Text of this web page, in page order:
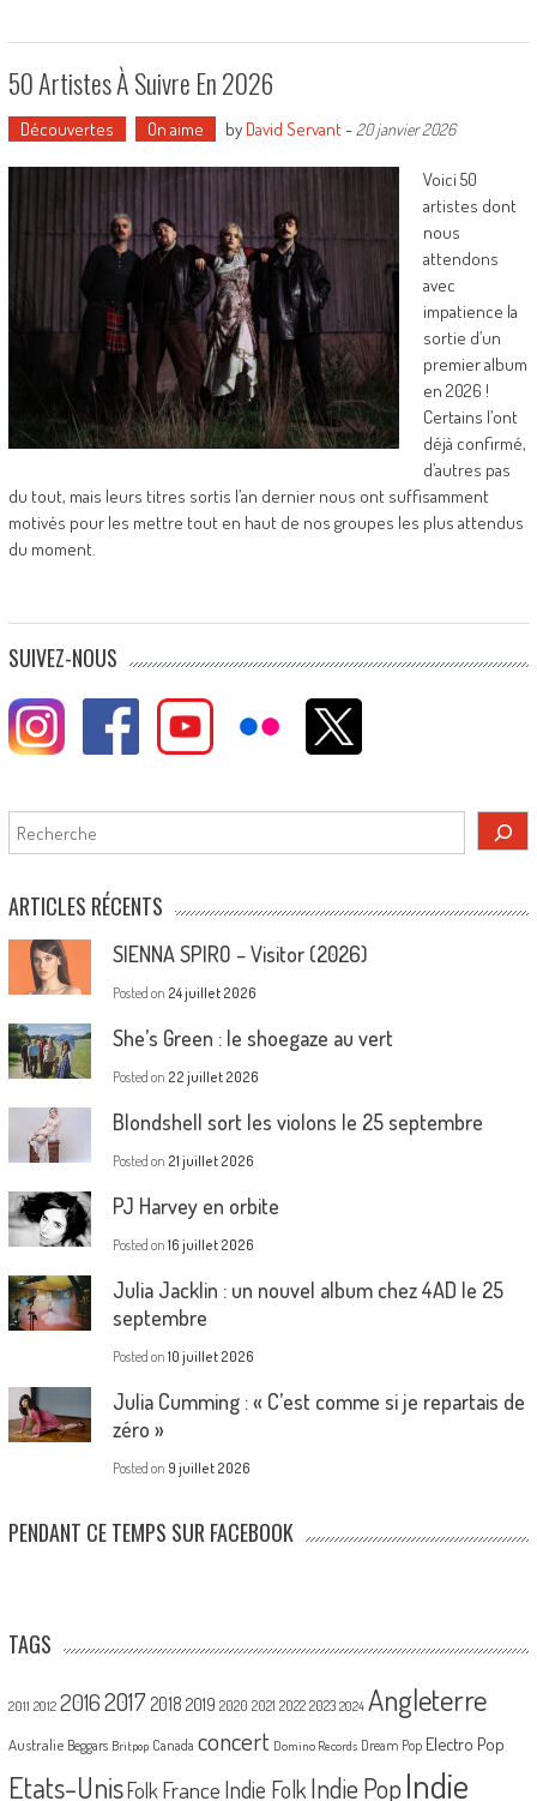
50 Artistes À Suivre En 2026
Découvertes On aime by David Servant- 20 janvier 2026
Voici 50
artistes dont
nous
attendons
avec
impatience la
sortie d’un
premier album
en 2026 !
Certains l’ont
déjà confirmé,
d’autres pas
du tout, mais leurs titres sortis l’an dernier nous ont suffisamment
motivés pour les mettre tout en haut de nos groupes les plus attendus
du moment.
SUIVEZ-NOUS
Rechercher
ARTICLES RÉCENTS
SIENNA SPIRO – Visitor (2026)
Posted on 24 juillet 2026
She’s Green : le shoegaze au vert
Posted on 22 juillet 2026
Blondshell sort les violons le 25 septembre
Posted on 21 juillet 2026
PJ Harvey en orbite
Posted on 16 juillet 2026
Julia Jacklin : un nouvel album chez 4AD le 25
septembre
Posted on 10 juillet 2026
Julia Cumming : « C’est comme si je repartais de
zéro »
Posted on 9 juillet 2026
PENDANT CE TEMPS SUR FACEBOOK
TAGS
2011 2012 20162017 2018 2019 2020 2021 2022 2023 2024 Angleterre
Australie Beggars Britpop Canada concert Domino Records Dream Pop Electro Pop
Etats-UnisFolk France Indie FolkIndie PopIndie